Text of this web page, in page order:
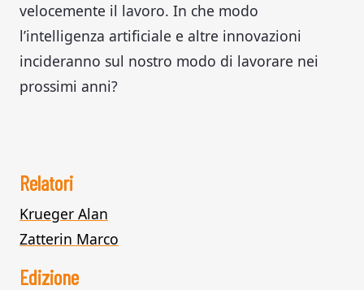
velocemente il lavoro. In che modo
l’intelligenza artificiale e altre innovazioni
incideranno sul nostro modo di lavorare nei
prossimi anni?
Relatori
Krueger Alan
Zatterin Marco
Edizione